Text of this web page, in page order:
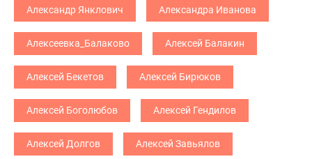
Александр Янклович Александра Иванова
Алексеевка_Балаково Алексей Балакин
Алексей Бекетов Алексей Бирюков
Алексей Боголюбов Алексей Гендилов
Алексей Долгов Алексей Завьялов